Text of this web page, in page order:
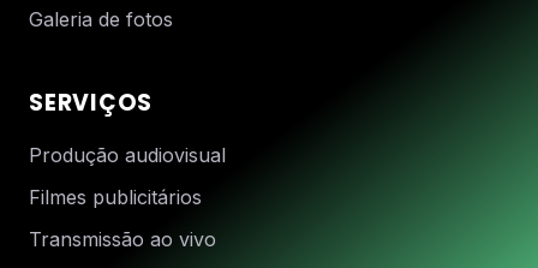
Galeria de fotos
SERVIÇOS
Produção audiovisual
Filmes publicitários
Transmissão ao vivo